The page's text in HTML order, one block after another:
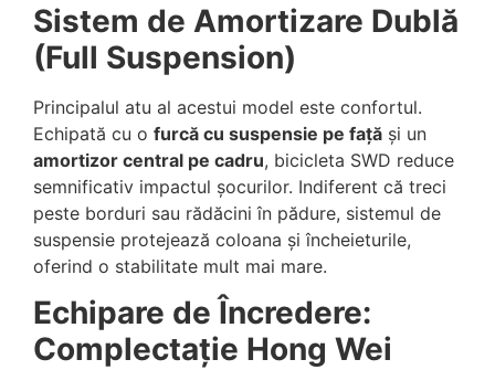
Sistem de Amortizare Dublă
(Full Suspension)
Principalul atu al acestui model este confortul.
Echipată cu o furcă cu suspensie pe față și un
amortizor central pe cadru, bicicleta SWD reduce
semnificativ impactul șocurilor. Indiferent că treci
peste borduri sau rădăcini în pădure, sistemul de
suspensie protejează coloana și încheieturile,
oferind o stabilitate mult mai mare.
Echipare de Încredere:
Complectație Hong Wei